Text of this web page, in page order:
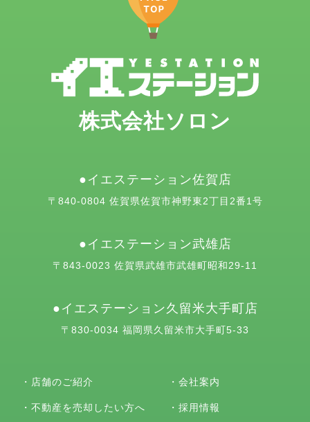
株式会社ソロン
イエステーション佐賀店
〒840-0804 佐賀県佐賀市神野東2丁目2番1号
イエステーション武雄店
〒843-0023 佐賀県武雄市武雄町昭和29-11
イエステーション久留米大手町店
〒830-0034 福岡県久留米市大手町5-33
・ 店舗のご紹介
・不動産を売却したい方へ
・会社案内
・採用情報